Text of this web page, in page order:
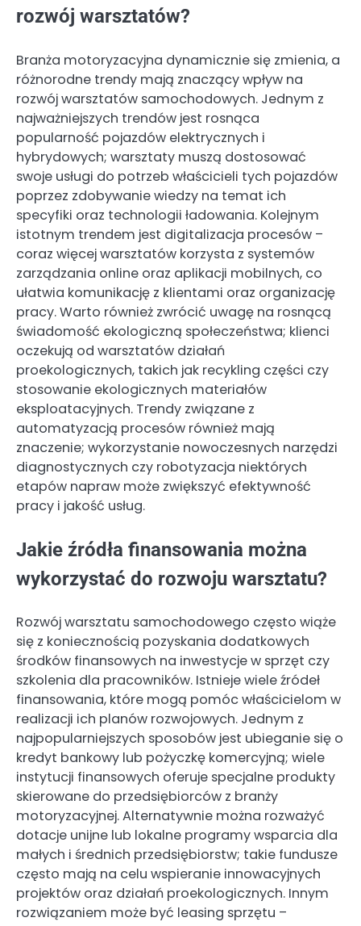
rozwój warsztatów?
Branża motoryzacyjna dynamicznie się zmienia, a
różnorodne trendy mają znaczący wpływ na
rozwój warsztatów samochodowych. Jednym z
najważniejszych trendów jest rosnąca
popularność pojazdów elektrycznych i
hybrydowych; warsztaty muszą dostosować
swoje usługi do potrzeb właścicieli tych pojazdów
poprzez zdobywanie wiedzy na temat ich
specyfiki oraz technologii ładowania. Kolejnym
istotnym trendem jest digitalizacja procesów –
coraz więcej warsztatów korzysta z systemów
zarządzania online oraz aplikacji mobilnych, co
ułatwia komunikację z klientami oraz organizację
pracy. Warto również zwrócić uwagę na rosnącą
świadomość ekologiczną społeczeństwa; klienci
oczekują od warsztatów działań
proekologicznych, takich jak recykling części czy
stosowanie ekologicznych materiałów
eksploatacyjnych. Trendy związane z
automatyzacją procesów również mają
znaczenie; wykorzystanie nowoczesnych narzędzi
diagnostycznych czy robotyzacja niektórych
etapów napraw może zwiększyć efektywność
pracy i jakość usług.
Jakie źródła finansowania można
wykorzystać do rozwoju warsztatu?
Rozwój warsztatu samochodowego często wiąże
się z koniecznością pozyskania dodatkowych
środków finansowych na inwestycje w sprzęt czy
szkolenia dla pracowników. Istnieje wiele źródeł
finansowania, które mogą pomóc właścicielom w
realizacji ich planów rozwojowych. Jednym z
najpopularniejszych sposobów jest ubieganie się o
kredyt bankowy lub pożyczkę komercyjną; wiele
instytucji finansowych oferuje specjalne produkty
skierowane do przedsiębiorców z branży
motoryzacyjnej. Alternatywnie można rozważyć
dotacje unijne lub lokalne programy wsparcia dla
małych i średnich przedsiębiorstw; takie fundusze
często mają na celu wspieranie innowacyjnych
projektów oraz działań proekologicznych. Innym
rozwiązaniem może być leasing sprzętu –